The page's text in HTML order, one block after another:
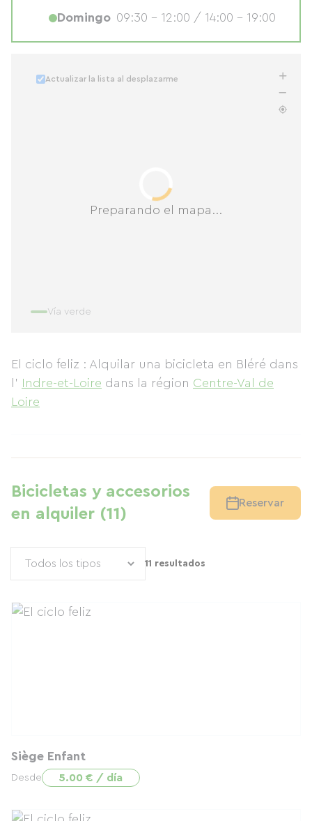
Preparando el mapa...
Actualizar la lista al desplazarme
Vía verde
El ciclo feliz : Alquilar una bicicleta en Bléré dans
l' Indre-et-Loire dans la région Centre-Val de
Loire
Bicicletas y accesorios
en alquiler (11)
Reservar
11 resultados
Siège Enfant
Desde 5.00 € / día
Domingo 09:30 - 12:00 / 14:00 - 19:00